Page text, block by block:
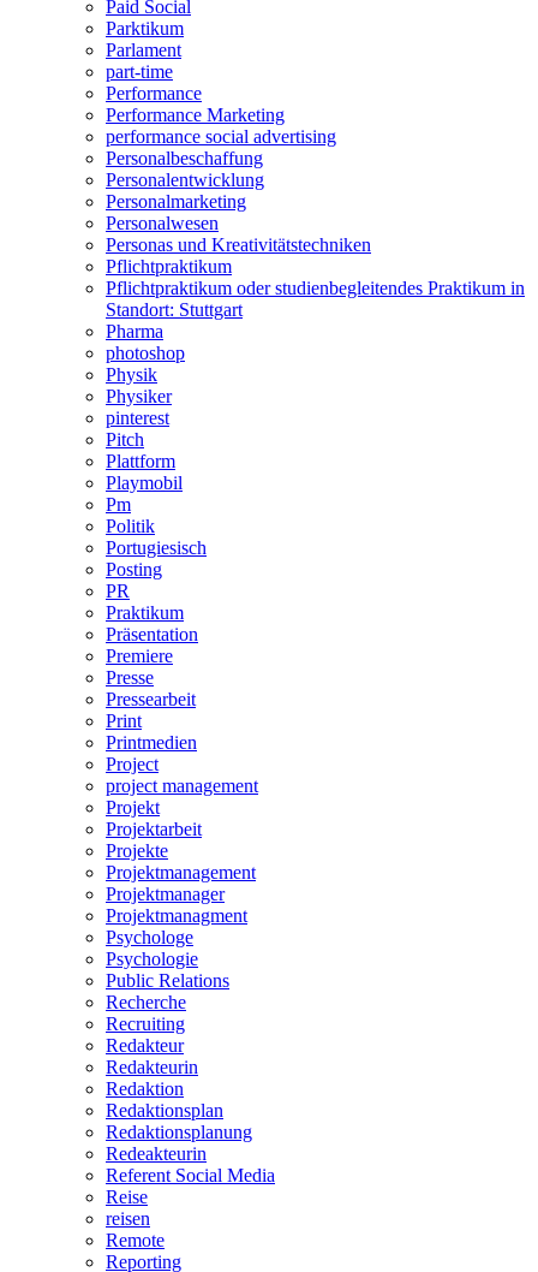
Paid Social
Parktikum
Parlament
part-time
Performance
Performance Marketing
performance social advertising
Personalbeschaffung
Personalentwicklung
Personalmarketing
Personalwesen
Personas und Kreativitätstechniken
Pflichtpraktikum
Pflichtpraktikum oder studienbegleitendes Praktikum in
Standort: Stuttgart
Pharma
photoshop
Physik
Physiker
pinterest
Pitch
Plattform
Playmobil
Pm
Politik
Portugiesisch
Posting
PR
Praktikum
Präsentation
Premiere
Presse
Pressearbeit
Print
Printmedien
Project
project management
Projekt
Projektarbeit
Projekte
Projektmanagement
Projektmanager
Projektmanagment
Psychologe
Psychologie
Public Relations
Recherche
Recruiting
Redakteur
Redakteurin
Redaktion
Redaktionsplan
Redaktionsplanung
Redeakteurin
Referent Social Media
Reise
reisen
Remote
Reporting